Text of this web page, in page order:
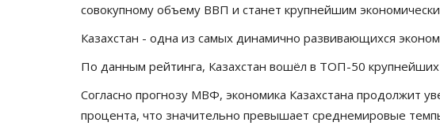
совокупному объему ВВП и станет крупнейшим
Казахстан - одна из самых динамично развивающихся
По данным рейтинга, Казахстан вошёл в ТОП-50 крупнейших
Согласно прогнозу МВФ, экономика Казахстана продолжит
процента, что значительно превышает среднемировые